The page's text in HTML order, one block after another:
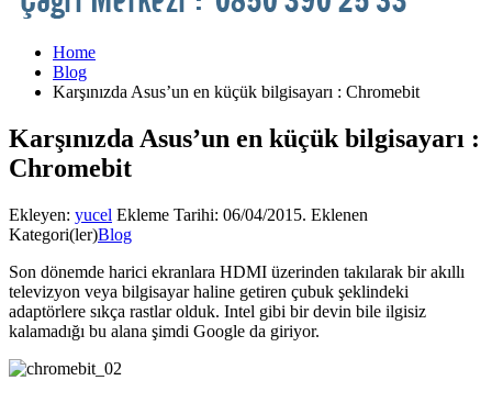
Home
Blog
Karşınızda Asus’un en küçük bilgisayarı : Chromebit
Karşınızda Asus’un en küçük bilgisayarı :
Chromebit
Ekleyen: yucel Ekleme Tarihi: 06/04/2015. Eklenen
Kategori(ler)Blog
Son dönemde harici ekranlara HDMI üzerinden takılarak bir akıllı
televizyon veya bilgisayar haline getiren çubuk şeklindeki
adaptörlere sıkça rastlar olduk. Intel gibi bir devin bile ilgisiz
kalamadığı bu alana şimdi Google da giriyor.